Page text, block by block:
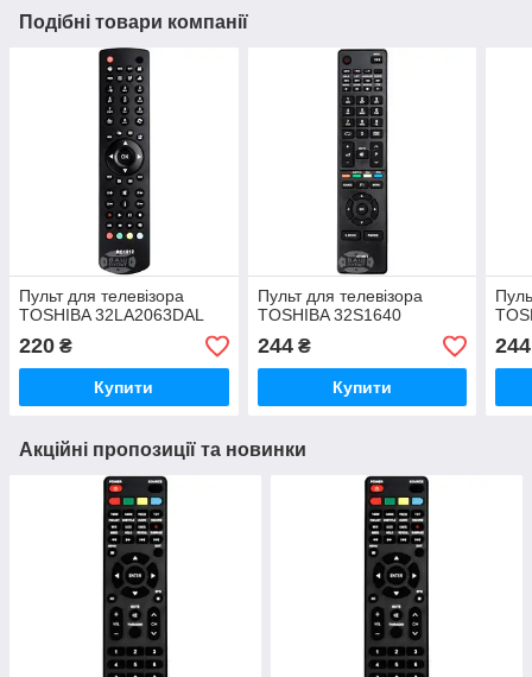
Подібні товари компанії
Пульт для телевізора
TOSHIBA 32LA2063DAL
220 ₴
Купити
Пульт для телевізора
TOSHIBA 32S1640
244₴
Купити
244
Акційні пропозиції та новинки